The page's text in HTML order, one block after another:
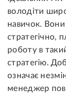
володіти
навичок.
стратегічно,
роботу в
стратегію.
означає
менеджер